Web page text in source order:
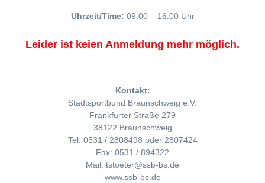
Uhrzeit/Time: 09:00 – 16:00 Uhr
Leider ist keien Anmeldung mehr möglich.
Kontakt:
Stadtsportbund Braunschweig e.V.
Frankfurter Straße 279
38122 Braunschweig
Tel: 0531 / 2808498 oder 2807424
Fax: 0531 / 894322
Mail: tstoeter@ssb-bs.de
www.ssb-bs.de